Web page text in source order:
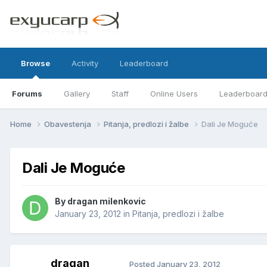
Browse
Forums Gallery Staff Online Users Leaderboard
Activity Leaderboard
Home Obavestenja Pitanja, predlozi i žalbe Dali Je Moguće
Dali Je Moguće
By dragan milenkovic
January 23, 2012 in Pitanja, predlozi i žalbe
dragan Posted January 23, 2012